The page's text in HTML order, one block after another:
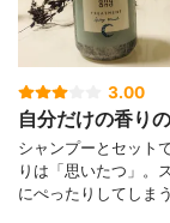
3.00
自分だけの香り
シャンプーとセット
りは「思いたつ」。
にぺったりしてしま